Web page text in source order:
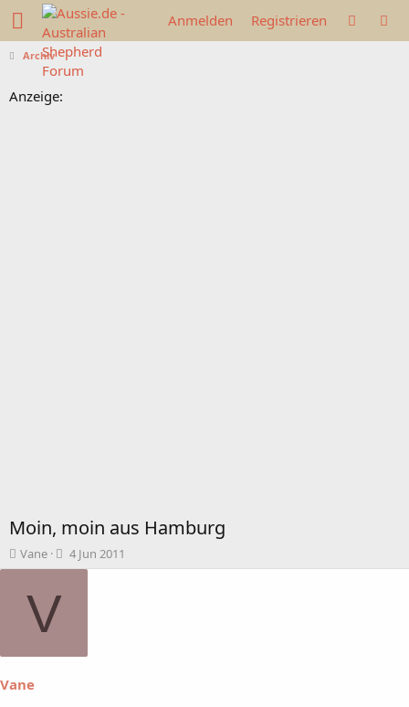
Anmelden Registrieren
Archiv
Anzeige:
Moin, moin aus Hamburg
T
h
m
a
Vane
B
e
4 Jun 2011
V
Vane